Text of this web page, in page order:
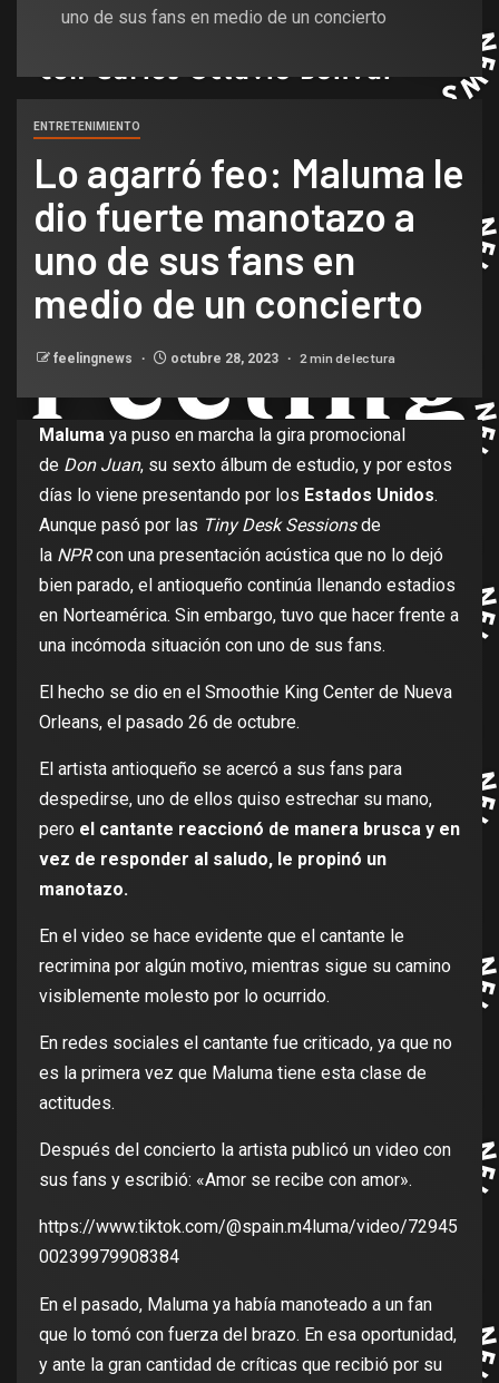
uno de sus fans en medio de un concierto
ENTRETENIMIENTO
Lo agarró feo: Maluma le
dio fuerte manotazo a
uno de sus fans en
medio de un concierto
feelingnews octubre 28, 2023 2 min de lectura
Maluma ya puso en marcha la gira promocional
de Don Juan, su sexto álbum de estudio, y por estos
días lo viene presentando por los Estados Unidos.
Aunque pasó por las Tiny Desk Sessionsde
la NPRcon una presentación acústica que no lo dejó
bien parado, el antioqueño continúa llenando estadios
en Norteamérica. Sin embargo, tuvo que hacer frente a
una incómoda situación con uno de sus fans.
El hecho se dio en el Smoothie King Center de Nueva
Orleans, el pasado 26 de octubre.
El artista antioqueño se acercó a sus fans para
despedirse, uno de ellos quiso estrechar su mano,
pero el cantante reaccionó de manera brusca y en
vez de responder al saludo, le propinó un
manotazo.
En el video se hace evidente que el cantante le
recrimina por algún motivo, mientras sigue su camino
visiblemente molesto por lo ocurrido.
En redes sociales el cantante fue criticado, ya que no
es la primera vez que Maluma tiene esta clase de
actitudes.
Después del concierto la artista publicó un video con
sus fans y escribió: «Amor se recibe con amor».
https://www.tiktok.com/@spain.m4luma/video/72945
00239979908384
En el pasado, Maluma ya había manoteado a un fan
que lo tomó con fuerza del brazo. En esa oportunidad,
y ante la gran cantidad de críticas que recibió por su